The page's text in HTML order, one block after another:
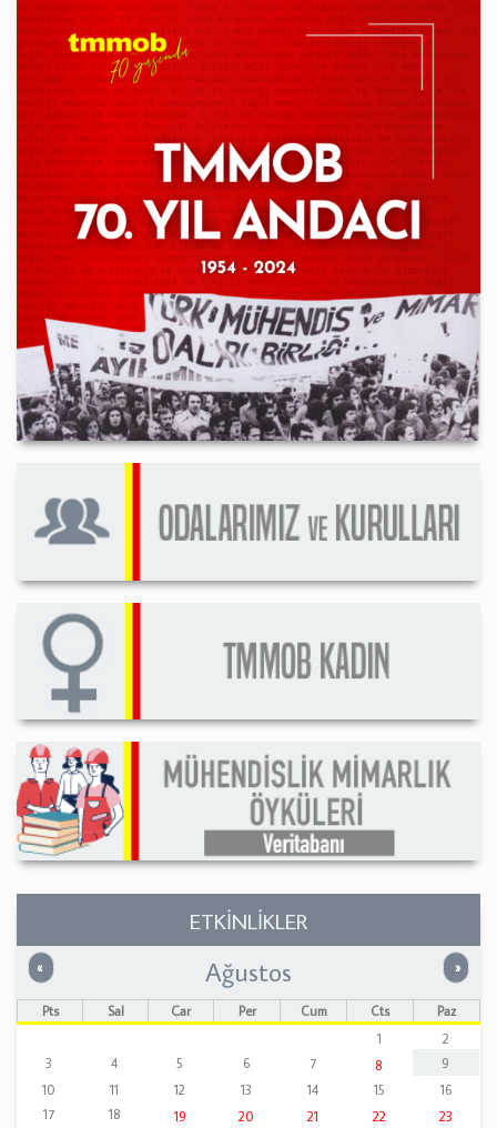
ETKİNLİKLER
« Önceki »
Ağustos
Pts Sal Çar Per Cum Cts
Paz
1
2
3
4 5 6 7 8
9
10
11 12 13 14 15
16
17
18 19 20 21 22
23